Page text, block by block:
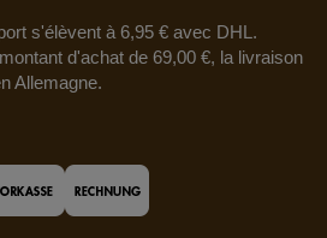
s'élèvent à 6,95 € avec DHL.
d'achat de 69,00 €, la livraison
Allemagne.